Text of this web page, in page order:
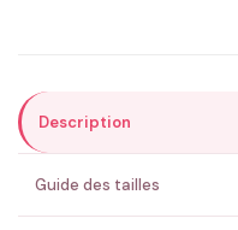
💚 Retour sous 24-48h🇫🇷
Description
Guide des tailles